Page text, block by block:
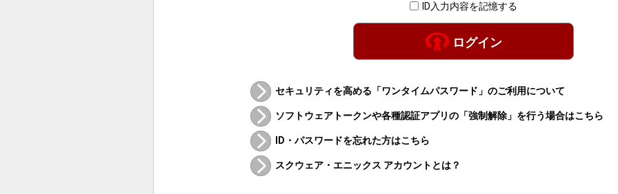
ID入力内容を記憶する
ログイン
セキュリティを高める「ワンタイムパスワード」のご利用について
ソフトウェアトークンや各種認証アプリの「強制解除」を行う場合はこちら
ID・パスワードを忘れた方はこちら
スクウェア・エニックス アカウントとは？